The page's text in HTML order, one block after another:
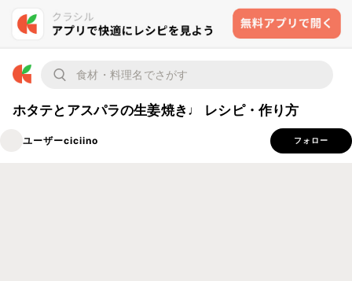
ホタテとアスパラの生姜焼き♩ レシピ・作り方
ユーザーciciino フォロー